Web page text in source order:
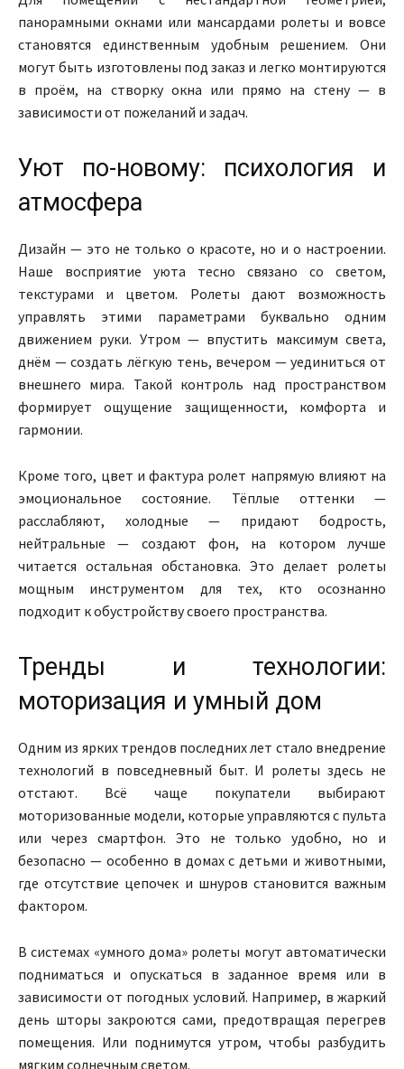
панорамными окнами или мансардами ролеты и вовсе
становятся единственным удобным решением. Они
могут быть изготовлены под заказ и легко монтируются
в проём, на створку окна или прямо на стену — в
зависимости от пожеланий и задач.
Уют по-новому: психология и
атмосфера
Дизайн — это не только о красоте, но и о настроении.
Наше восприятие уюта тесно связано со светом,
текстурами и цветом. Ролеты дают возможность
управлять этими параметрами буквально одним
движением руки. Утром — впустить максимум света,
днём — создать лёгкую тень, вечером — уединиться от
внешнего мира. Такой контроль над пространством
формирует ощущение защищенности, комфорта и
гармонии.
Кроме того, цвет и фактура ролет напрямую влияют на
эмоциональное состояние. Тёплые оттенки —
расслабляют, холодные — придают бодрость,
нейтральные — создают фон, на котором лучше
читается остальная обстановка. Это делает ролеты
мощным инструментом для тех, кто осознанно
подходит к обустройству своего пространства.
Тренды и технологии:
моторизация и умный дом
Одним из ярких трендов последних лет стало внедрение
технологий в повседневный быт. И ролеты здесь не
отстают. Всё чаще покупатели выбирают
моторизованные модели, которые управляются с пульта
или через смартфон. Это не только удобно, но и
безопасно — особенно в домах с детьми и животными,
где отсутствие цепочек и шнуров становится важным
фактором.
В системах «умного дома» ролеты могут автоматически
подниматься и опускаться в заданное время или в
зависимости от погодных условий. Например, в жаркий
день шторы закроются сами, предотвращая перегрев
помещения. Или поднимутся утром, чтобы разбудить
мягким солнечным светом.